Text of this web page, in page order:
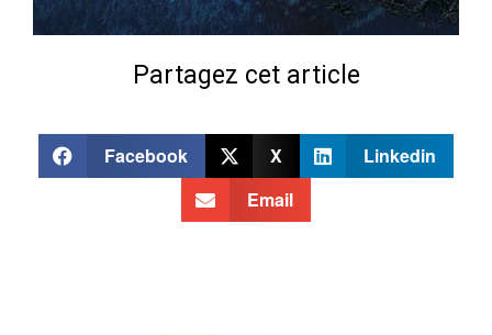
Partagez cet article
Facebook X
Linkedin
Email